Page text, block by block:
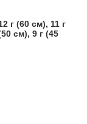
г (60 см), 11 г
см), 9 г (45